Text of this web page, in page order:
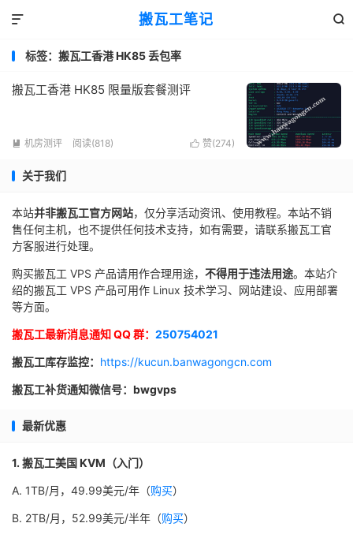
搬瓦工笔记 

标签：搬瓦工香港 HK85 丢包率
搬瓦工香港 HK85 限量版套餐测评
 机房测评 阅读(818)  赞(274)
关于我们
本站并非搬瓦工官方网站，仅分享活动资讯、使用教程。本站不销
售任何主机，也不提供任何技术支持，如有需要，请联系搬瓦工官
方客服进行处理。
购买搬瓦工 VPS 产品请用作合理用途， 不得用于违法用途。本站介
绍的搬瓦工 VPS 产品可用作 Linux 技术学习、网站建设、应用部署
等方面。
搬瓦工最新消息通知 QQ 群： 250754021
搬瓦工库存监控： https://kucun.banwagongcn.com
搬瓦工补货通知微信号：bwgvps
最新优惠
1. 搬瓦工美国 KVM（入门）
A. 1TB/月，49.99美元/年（购买）
B. 2TB/月，52.99美元/半年（购买）